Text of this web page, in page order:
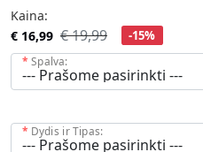
Kaina:
€ 16,99 € 19,99 -15%
Spalva:
Dydis ir Tipas: